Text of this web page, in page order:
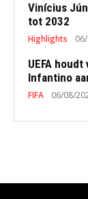
Vinícius
tot 2032
Highlights
UEFA
Infantino
FIFA 06/08/